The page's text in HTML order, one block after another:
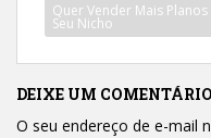
Quer Vender Mais
Seu Nicho
DEIXE UM COMENTÁRIO
O seu endereço de e-mail